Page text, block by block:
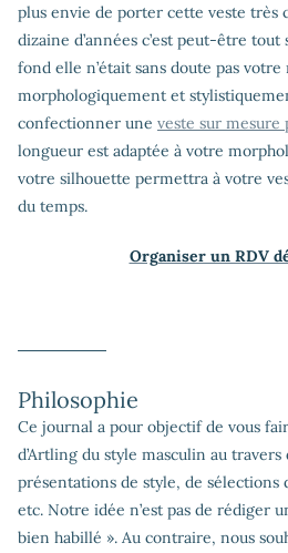
plus envie de porter cette veste très
dizaine d’années c’est peut-être tout
fond elle n’était sans doute pas
morphologiquement et
confectionner une veste sur mesure
longueur est adaptée à votre
votre silhouette permettra à votre
du temps.
Organiser un RDV
Philosophie
Ce journal a pour objectif de vous
d’Artling du style masculin au travers
présentations de style, de sélections
etc. Notre idée n’est pas de rédiger
bien habillé ». Au contraire, nous